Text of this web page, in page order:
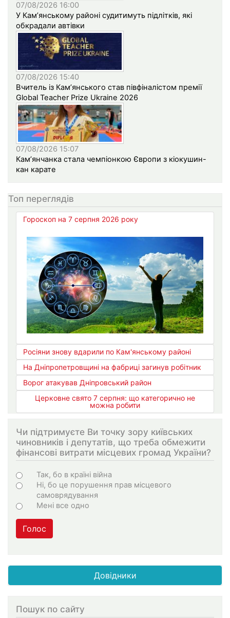
07/08/2026 16:00
У Кам’янському районі судитимуть підлітків, які
обкрадали автівки
07/08/2026 15:40
Вчитель із Кам’янського став півфіналістом премії
Global Teacher Prize Ukraine 2026
07/08/2026 15:07
Кам’янчанка стала чемпіонкою Європи з кіокушин-
кан карате
Топ переглядів
Гороскоп на 7 серпня 2026 року
Росіяни знову вдарили по Кам'янському районі
На Дніпропетровщині на фабриці загинув робітник
Ворог атакував Дніпровський район
Церковне свято 7 серпня: що категорично не
можна робити
Чи підтримуєте Ви точку зору київських
чиновників і депутатів, що треба обмежити
фінансові витрати місцевих громад України?
Варіанти
Так, бо в країні війна
Ні, бо це порушення прав місцевого
самоврядування
Мені все одно
Голос
Довідники
Пошук по сайту